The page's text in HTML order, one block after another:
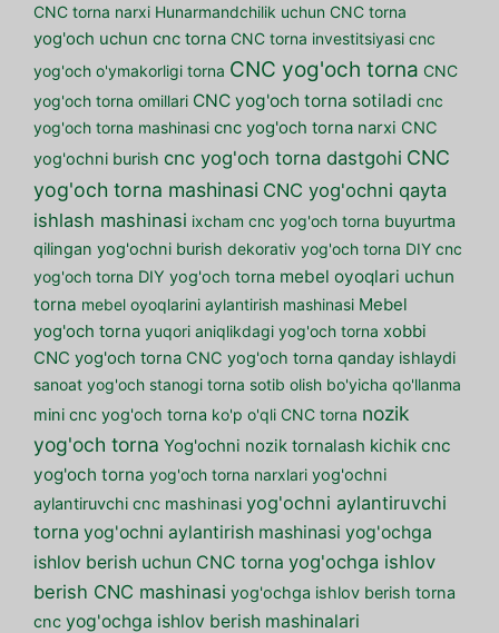
CNC torna narxi Hunarmandchilik uchun CNC torna
yog'och uchun cnc torna CNC torna investitsiyasi cnc
yog'och o'ymakorligi torna CNC yog'och torna CNC
yog'och torna omillari CNC yog'och torna sotiladi cnc
yog'och torna mashinasi cnc yog'och torna narxi CNC
yog'ochni burish cnc yog'och torna dastgohi CNC
yog'och torna mashinasi CNC yog'ochni qayta
ishlash mashinasi ixcham cnc yog'och torna buyurtma
qilingan yog'ochni burish dekorativ yog'och torna DIY cnc
yog'och torna DIY yog'och torna mebel oyoqlari uchun
torna mebel oyoqlarini aylantirish mashinasi Mebel
yog'och torna yuqori aniqlikdagi yog'och torna xobbi
CNC yog'och torna CNC yog'och torna qanday ishlaydi
sanoat yog'och stanogi torna sotib olish bo'yicha qo'llanma
mini cnc yog'och torna ko'p o'qli CNC torna nozik
yog'och torna Yog'ochni nozik tornalash kichik cnc
yog'och torna yog'och torna narxlari yog'ochni
aylantiruvchi cnc mashinasi yog'ochni aylantiruvchi
torna yog'ochni aylantirish mashinasi yog'ochga
ishlov berish uchun CNC torna yog'ochga ishlov
berish CNC mashinasi yog'ochga ishlov berish torna
cnc yog'ochga ishlov berish mashinalari